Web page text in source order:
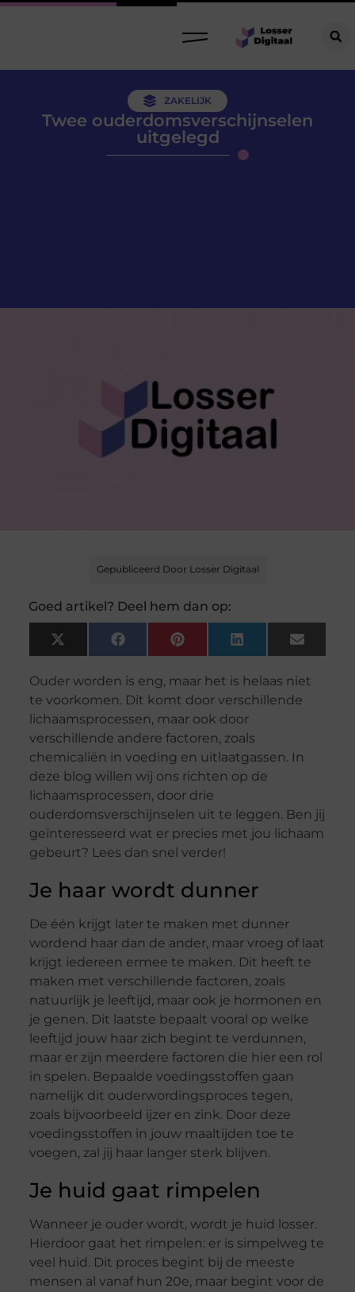
ZAKELIJK
Twee ouderdomsverschijnselen
uitgelegd
Gepubliceerd Door Losser Digitaal
Goed artikel? Deel hem dan op:
X
(Twitter)
FacebookPinterest LinkedIn Email
Ouder worden is eng, maar het is helaas niet
te voorkomen. Dit komt door verschillende
lichaamsprocessen, maar ook door
verschillende andere factoren, zoals
chemicaliën in voeding en uitlaatgassen. In
deze blog willen wij ons richten op de
lichaamsprocessen, door drie
ouderdomsverschijnselen uit te leggen. Ben jij
geïnteresseerd wat er precies met jou lichaam
gebeurt? Lees dan snel verder!
Je haar wordt dunner
De één krijgt later te maken met dunner
wordend haar dan de ander, maar vroeg of laat
krijgt iedereen ermee te maken. Dit heeft te
maken met verschillende factoren, zoals
natuurlijk je leeftijd, maar ook je hormonen en
je genen. Dit laatste bepaalt vooral op welke
leeftijd jouw haar zich begint te verdunnen,
maar er zijn meerdere factoren die hier een rol
in spelen. Bepaalde voedingsstoffen gaan
namelijk dit ouderwordingsproces tegen,
zoals bijvoorbeeld ijzer en zink. Door deze
voedingsstoffen in jouw maaltijden toe te
voegen, zal jij haar langer sterk blijven.
Je huid gaat rimpelen
Wanneer je ouder wordt, wordt je huid losser.
Hierdoor gaat het rimpelen: er is simpelweg te
veel huid. Dit proces begint bij de meeste
mensen al vanaf hun 20e, maar begint voor de